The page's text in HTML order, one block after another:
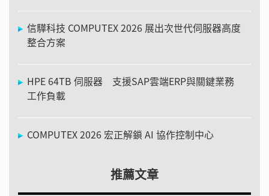
信驊科技 COMPUTEX 2026 展出次世代伺服器高度
整合方案
HPE 64TB 伺服器 支援SAP雲端ERP與關鍵業務
工作負載
COMPUTEX 2026 宏正解鎖 AI 協作控制中心
推薦文章